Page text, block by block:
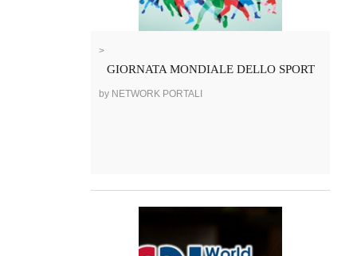
>
GIORNATA MONDIALE DELLO SPORT
by NETWORK PORTALI